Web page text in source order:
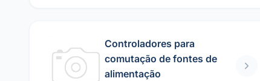
Controladores para
comutação de fontes de
alimentação